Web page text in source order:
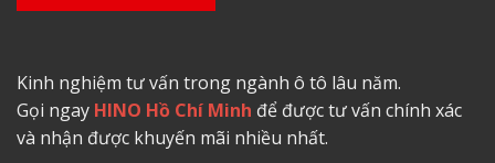
Kinh nghiệm tư vấn trong ngành ô tô lâu năm.
Gọi ngay HINO Hồ Chí Minh để được tư vấn chính xác
và nhận được khuyến mãi nhiều nhất.